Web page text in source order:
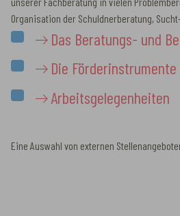
Organisation der Schuldnerberatung,
Das Beratungs- und
Die
Arbeitsgelegenheiten
Eine Auswahl von externen